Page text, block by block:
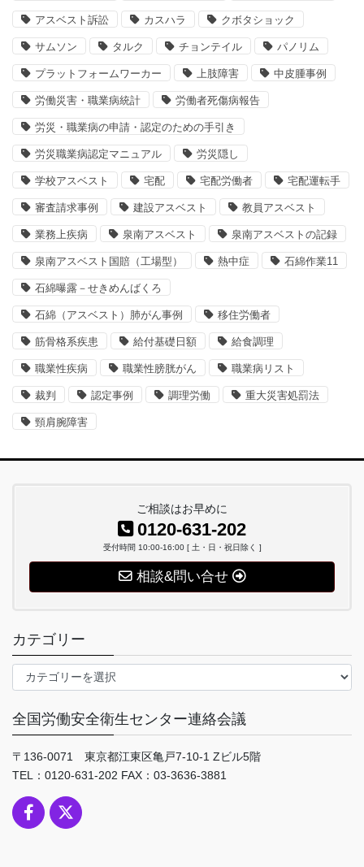
アスベスト訴訟 カスハラ クボタショック
サムソン タルク チョンテイル パノリム
プラットフォームワーカー 上肢障害 中皮腫事例
労働災害・職業病統計 労働者死傷病報告
労災・職業病の申請・認定のための手引き
労災職業病認定マニュアル 労災隠し
学校アスベスト 宅配 宅配労働者 宅配運転手
審査請求事例 建設アスベスト 教員アスベスト
業務上疾病 泉南アスベスト 泉南アスベストの記録
泉南アスベスト国賠（工場型） 熱中症 石綿作業11
石綿曝露－せきめんばくろ
石綿（アスベスト）肺がん事例 移住労働者
筋骨格系疾患 給付基礎日額 給食調理
職業性疾病 職業性膀胱がん 職業病リスト
裁判 認定事例 調理労働 重大災害処罰法
頸肩腕障害
ご相談はお早めに
0120-631-202
受付時間 10:00-16:00 [ 土・日・祝日除く ]
相談&問い合せ
カテゴリー
テ
リ
ー
全国労働安全衛生センター連絡会議
〒136-0071 東京都江東区亀戸7-10-1 Zビル5階
TEL：0120-631-202 FAX：03-3636-3881